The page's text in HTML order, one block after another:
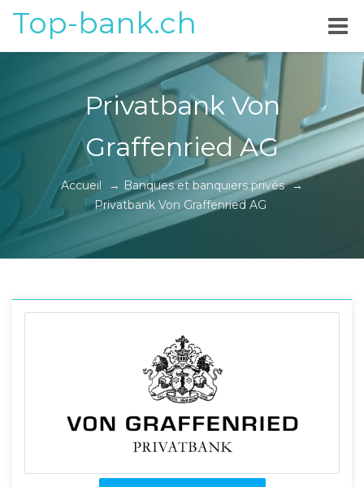
Top-bank.ch
Privatbank Von
Graffenried AG
Accueil → Banques et banquiers privés →
Privatbank Von Graffenried AG